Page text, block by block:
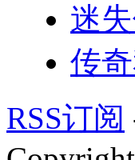
迷
传
RSS订阅